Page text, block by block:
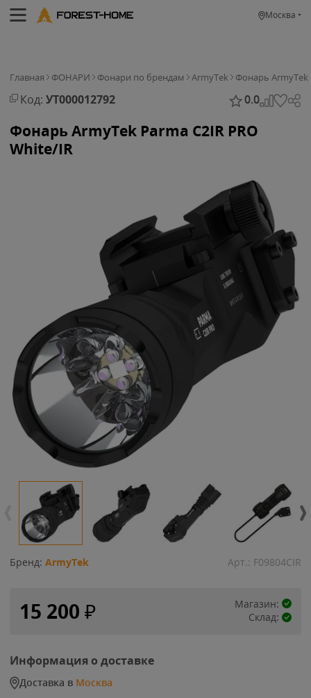
Москва
Главная ФОНАРИ Фонари по брендам ArmyTek Фонарь ArmyTek
Код: УТ000012792 0.0
Фонарь ArmyTek Parma C2IR PRO
White/IR
Бренд: ArmyTek Арт.: F09804CIR
15 200 ₽
Магазин:
Склад:
Информация о доставке
Доставка в Москва